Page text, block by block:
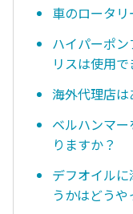
車のロータ
ハイパーポ
リスは使用で
海外代理店は
ベルハンマ
りますか？
デフオイル
うかはどう